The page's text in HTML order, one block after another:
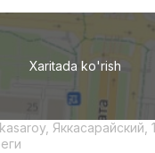
Xaritada ko'rish
Яккасарайский,